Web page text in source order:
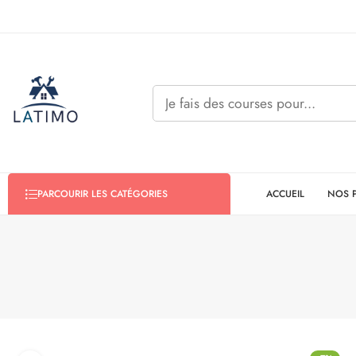
PARCOURIR LES CATÉGORIES ACCUEIL NOS